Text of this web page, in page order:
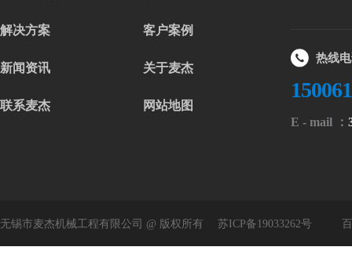
解决方案 客户案例
新闻资讯 关于麦杰
联系麦杰 网站地图
热线
E - mail ：
无锡市麦杰机械工程有限公司 @ 版权所有 苏ICP备19033262号 百